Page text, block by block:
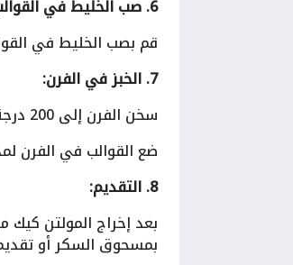
6. صب الخليط في القوالب:
قم بصب الخليط في
7. الخبز في الفرن:
سخن الفرن إلى 200 درجة مئوية.
ضع القوالب في الفرن لمدة 10-12 دقيقة. تأكد من أن سطح الكيك قد نضج ولكن يبقى
8. التقديم:
بعد إخراج المولتن كيك
بمسحوق السكر أو